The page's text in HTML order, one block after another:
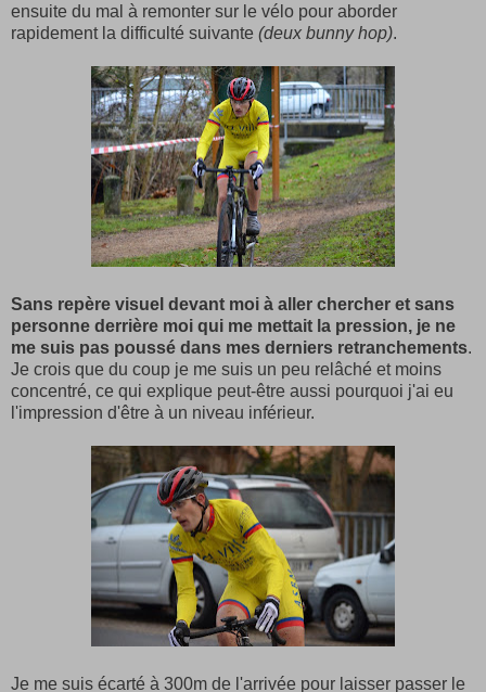
ensuite du mal à remonter sur le vélo pour aborder
rapidement la difficulté suivante (deux bunny hop).
Sans repère visuel devant moi à aller chercher et sans
personne derrière moi qui me mettait la pression, je ne
me suis pas poussé dans mes derniers retranchements.
Je crois que du coup je me suis un peu relâché et moins
concentré, ce qui explique peut-être aussi pourquoi j'ai eu
l'impression d'être à un niveau inférieur.
Je me suis écarté à 300m de l'arrivée pour laisser passer le